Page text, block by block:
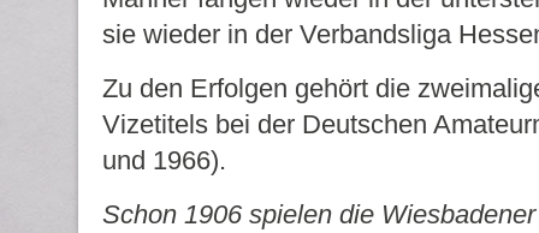
sie wieder in der Verbandsliga
Zu den Erfolgen gehört die
Vizetitels bei der Deutschen
und 1966).
Schon 1906 spielen die